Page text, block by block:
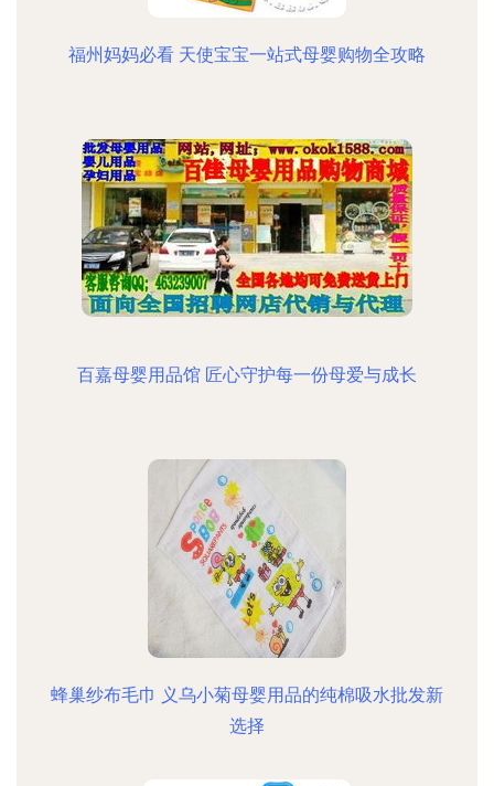
福州妈妈必看 天使宝宝一站式母婴购物全攻略
百嘉母婴用品馆 匠心守护每一份母爱与成长
蜂巢纱布毛巾 义乌小菊母婴用品的纯棉吸水批发新
选择